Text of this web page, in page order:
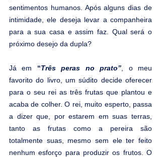
sentimentos humanos. Após alguns dias de
intimidade, ele deseja levar a companheira
para a sua casa e assim faz. Qual será o
próximo desejo da dupla?
Já em “Três peras no prato” , o meu
favorito do livro, um súdito decide oferecer
para o seu rei as três frutas que plantou e
acaba de colher. O rei, muito esperto, passa
a dizer que, por estarem em suas terras,
tanto as frutas como a pereira são
totalmente suas, mesmo sem ele ter feito
nenhum esforço para produzir os frutos. O